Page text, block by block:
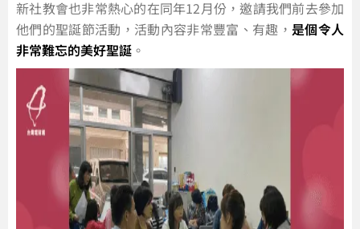
新社教會也非常熱心的在同年12月份，邀請我們前去參加
他們的聖誕節活動，活動內容非常豐富、有趣， 是個令人
非常難忘的美好聖誕 。